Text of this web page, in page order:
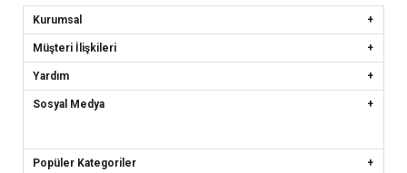
Kurumsal
Müşteri İlişkileri
Yardım
Sosyal Medya
Popüler Kategoriler